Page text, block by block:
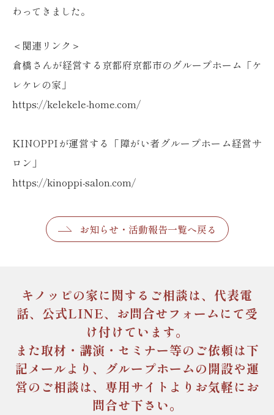
わってきました。
＜関連リンク＞
倉橋さんが経営する京都府京都市のグループホーム「ケ
レケレの家」
https://kelekele-home.com/
KINOPPIが運営する「障がい者グループホーム経営サ
ロン」
https://kinoppi-salon.com/
お知らせ・活動報告一覧へ戻る
キノッピの家に関するご相談は、 代表電
話、公式LINE、お問合せフォームにて受
け付けています。
また取材・講演・セミナー等のご依頼は下
記メールより、 グループホームの開設や運
営のご相談は、専用サイトより お気軽にお
問合せ下さい。